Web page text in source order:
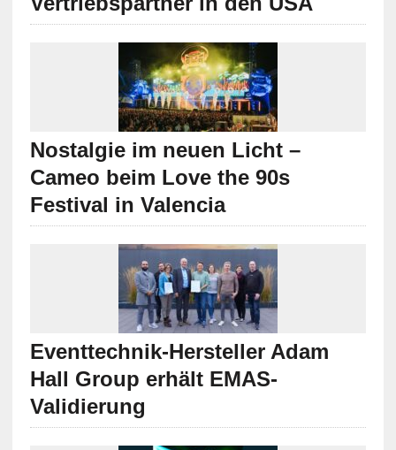
Nostalgie im neuen Licht –
Cameo beim Love the 90s
Festival in Valencia
Eventtechnik-Hersteller Adam
Hall Group erhält EMAS-
Validierung